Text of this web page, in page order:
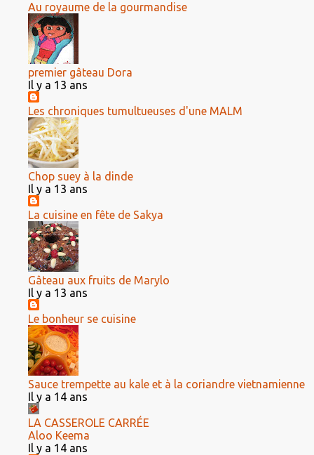
Au royaume de la gourmandise
premier gâteau Dora
Il y a 13 ans
Les chroniques tumultueuses d'une MALM
Chop suey à la dinde
Il y a 13 ans
La cuisine en fête de Sakya
Gâteau aux fruits de Marylo
Il y a 13 ans
Le bonheur se cuisine
Sauce trempette au kale et à la coriandre vietnamienne
Il y a 14 ans
LA CASSEROLE CARRÉE
Aloo Keema
Il y a 14 ans